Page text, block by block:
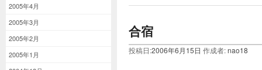
2005年4月
2005年3月
2005年2月
2005年1月
合宿
投稿日:2006年6月15日 作成者:nao18